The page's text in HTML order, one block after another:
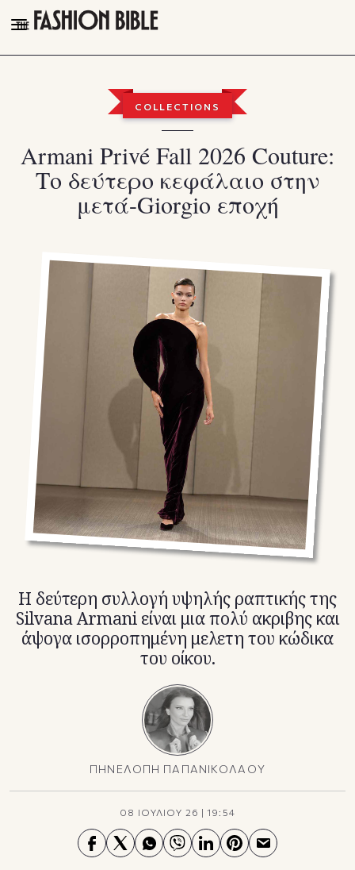
THE FASHION BIBLE
TALK OF THE TOWN
PLEASURES
Facebook
Instagram
Youtube
TikTok
X(Twitter)
COLLECTIONS
Armani Privé Fall 2026 Couture:
Το δεύτερο κεφάλαιο στην
μετά-Giorgio εποχή
Η δεύτερη συλλογή υψηλής ραπτικής της
Silvana Armani είναι μια πολύ ακριβης και
άψογα ισορροπημένη μελετη του κώδικα
του οίκου.
ΠΗΝΕΛΟΠΗ ΠΑΠΑΝΙΚΟΛΑΟΥ
08 ΙΟΥΛΙΟΥ 26 |19:54